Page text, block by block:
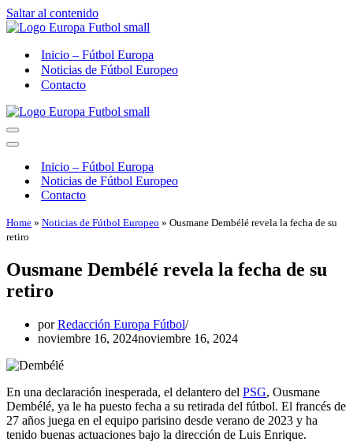
Saltar al contenido
Inicio – Fútbol Europa
Noticias de Fútbol Europeo
Contacto
Menú
de
Menú
navegaciónInicio – Fútbol Europa
Noticias de Fútbol Europeo
Contacto
Home » Noticias de Fútbol Europeo » Ousmane Dembélé revela la fecha de su
retiro
Ousmane Dembélé revela la fecha de su
retiro
porRedacción Europa Fútbol
noviembre 16, 2024noviembre 16, 2024
En una declaración inesperada, el delantero del PSG, Ousmane
Dembélé, ya le ha puesto fecha a su retirada del fútbol. El francés de
27 años juega en el equipo parisino desde verano de 2023 y ha
tenido buenas actuaciones bajo la dirección de Luis Enrique.